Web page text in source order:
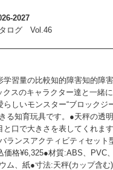
2027
ログ Vol.46
習量の比較知的障害知的障
スのキャラクター達と一緒
しいモンスター“ブロックジ
る知育玩具です。●天秤の透
と口で大きさを表してくれま
ランスアクティビティセット
価格¥6,325●材質:ABS、PVC
ム、紙●寸法:天秤(カップ含む